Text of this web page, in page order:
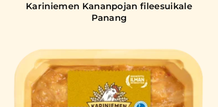
Kariniemen Kananpojan fileesuikale
Panang